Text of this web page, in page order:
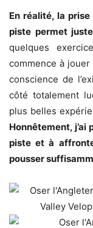
En réalité, la
piste permet
quelques
commence à
conscience de
côté totalement
plus belles
Honnêtement,
piste et à
pousser